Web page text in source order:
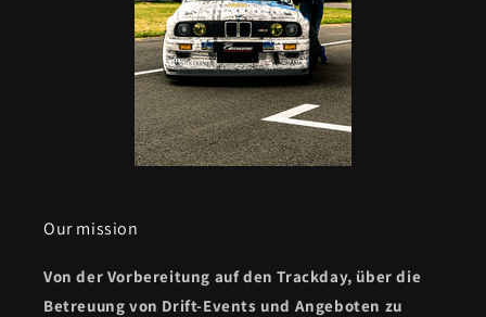
Our mission
Von der Vorbereitung auf den Trackday, über die
Betreuung von Drift-Events und Angeboten zu